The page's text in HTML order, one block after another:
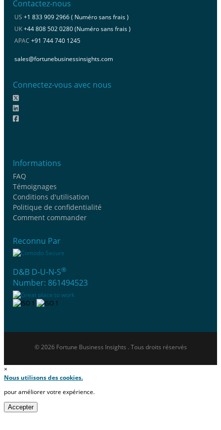
Contactez-nous
US +1 833 909 2966 ( Numéro sans frais )
UK+44 808 502 0280 (Numéro sans frais )
APAC +91 744 740 1245
sales@fortunebusinessinsights.com
Connectez-vous avec nous
Informations
FAQ
Témoignages
Conditions d'utilisation
Politique de confidentialité
Comment commander
Reconnu Par
D&B D-U-N-S®
Number: 861494523
© 2026 Fortune Business Insights . Tous droits réservés
×
Nous utilisons des cookies.
pour améliorer votre expérience.
Accepter